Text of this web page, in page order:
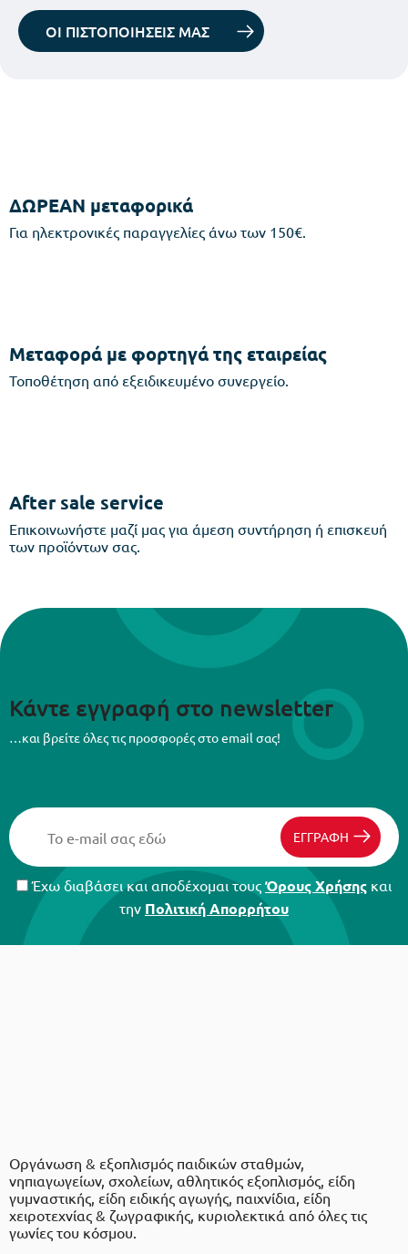
ΟΙ ΠΙΣΤΟΠΟΙΗΣΕΙΣ ΜΑΣ
ΔΩΡΕΑΝ μεταφορικά
Για ηλεκτρονικές παραγγελίες άνω των 150€.
Μεταφορά με φορτηγά της εταιρείας
Τοποθέτηση από εξειδικευμένο συνεργείο.
After sale service
Επικοινωνήστε μαζί μας για άμεση συντήρηση ή επισκευή
των προϊόντων σας.
Κάντε εγγραφή στο newsletter
…και βρείτε όλες τις προσφορές στο email σας!
ΕΓΓΡΑΦΗ
Έχω διαβάσει και αποδέχομαι τους Όρους Χρήσης και
την Πολιτική Απορρήτου
Οργάνωση & εξοπλισμός παιδικών σταθμών,
νηπιαγωγείων, σχολείων, αθλητικός εξοπλισμός, είδη
γυμναστικής, είδη ειδικής αγωγής, παιχνίδια, είδη
χειροτεχνίας & ζωγραφικής, κυριολεκτικά από όλες τις
γωνίες του κόσμου.